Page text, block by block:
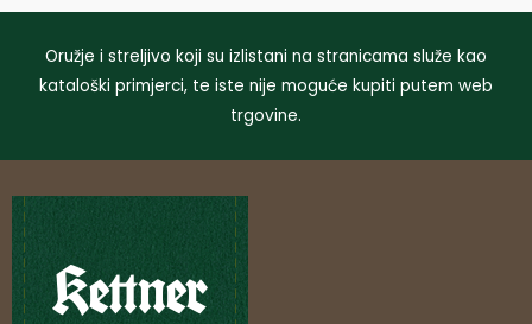
Oružje i streljivo koji su izlistani na stranicama služe kao
kataloški primjerci, te iste nije moguće kupiti putem web
trgovine.